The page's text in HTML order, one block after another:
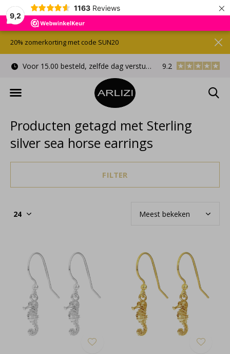
9,2
1163 Reviews ×
Voor 15.00 besteld, zelfde dag verstuurd Gratis
9.2
20% zomerkorting met code SUN20
Producten getagd met Sterling
silver sea horse earrings
FILTER